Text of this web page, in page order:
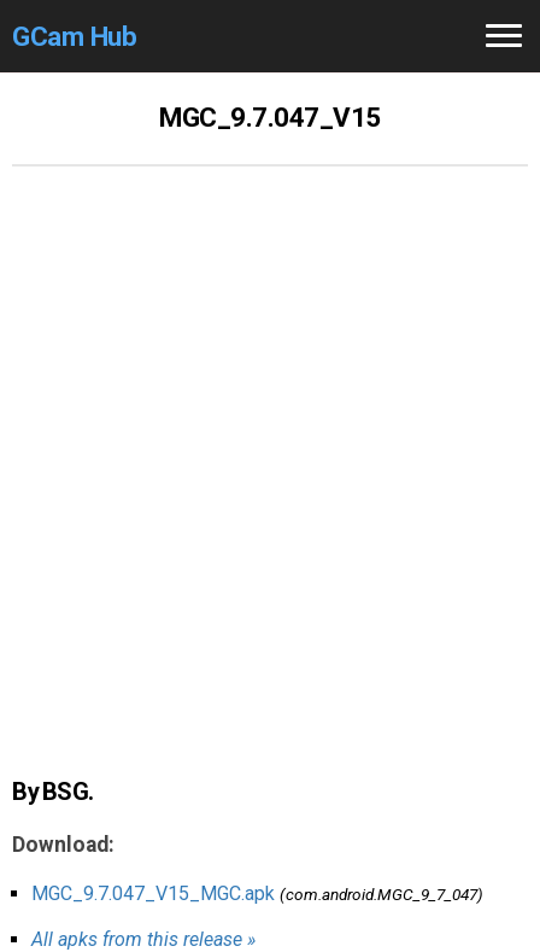
GCam Hub
MGC_9.7.047_V15
By BSG.
Download:
MGC_9.7.047_V15_MGC.apk (com.android.MGC_9_7_047)
All apks from this release »